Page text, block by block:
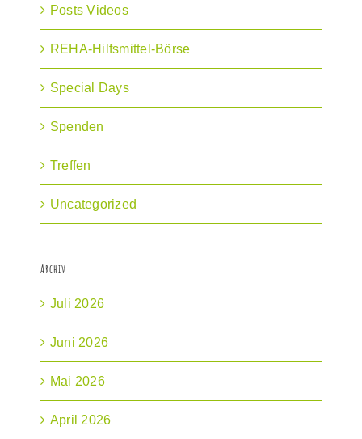
Posts Videos
REHA-Hilfsmittel-Börse
Special Days
Spenden
Treffen
Uncategorized
Archiv
Juli 2026
Juni 2026
Mai 2026
April 2026